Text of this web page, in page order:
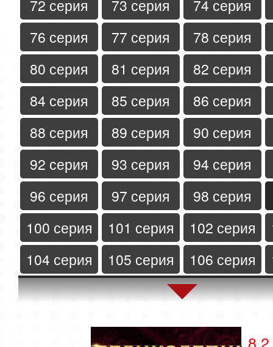
72 серия
73 серия
74 серия
76 серия
77 серия
78 серия
80 серия
81 серия
82 серия
84 серия
85 серия
86 серия
88 серия
89 серия
90 серия
92 серия
93 серия
94 серия
96 серия
97 серия
98 серия
100 серия
101 серия 102 серия
104 серия
105 серия 106 серия
108 серия
109 серия
8.2